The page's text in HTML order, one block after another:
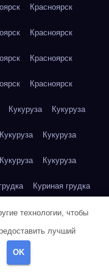
Красноярск
Красноярск
Красноярск
Красноярск
Кукуруза Кукуруза
Кукуруза Кукуруза
Кукуруза Кукуруза
Куриная грудка
Куриная грудка
Куриная грудка
Куриная грудка
технологии, чтобы
лучший
OK